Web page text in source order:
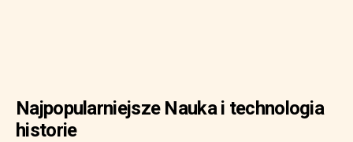
Najpopularniejsze Nauka i technologia
historie